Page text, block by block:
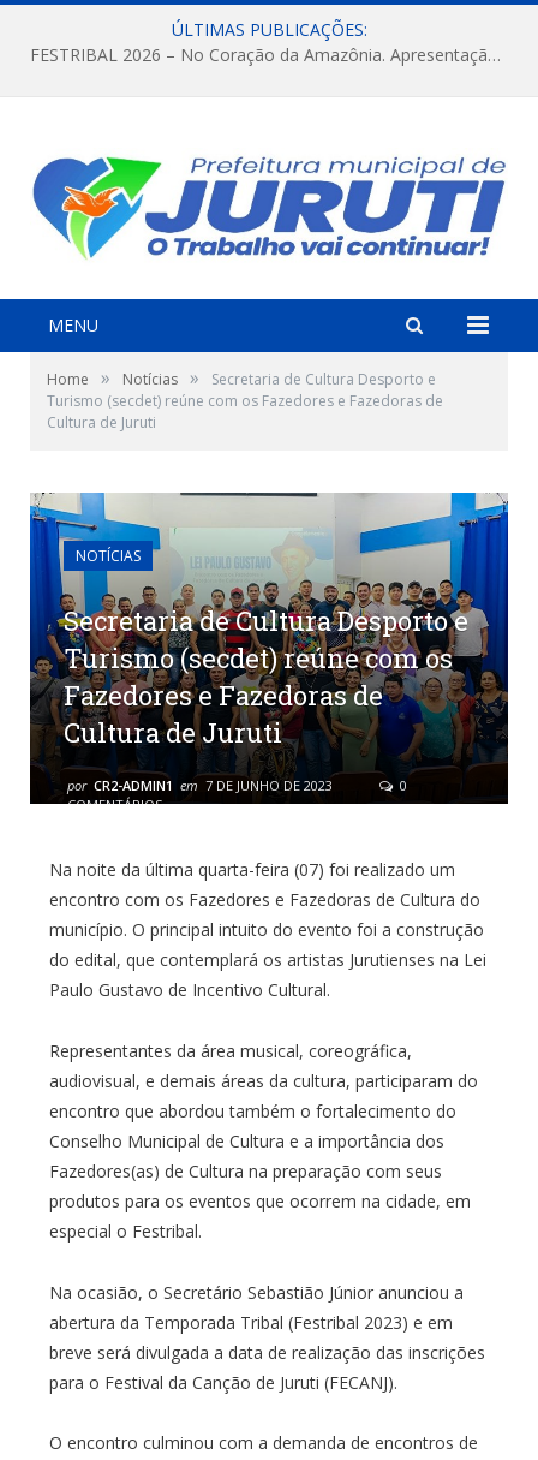
ÚLTIMAS PUBLICAÇÕES:
FESTRIBAL 2026 – No Coração da Amazônia. Apresentação da Munduruku.
MENU
Home » Notícias »
Secretaria de Cultura Desporto e
Turismo (secdet) reúne com os Fazedores e Fazedoras de
Cultura de Juruti
NOTÍCIAS
Secretaria de Cultura Desporto e
Turismo (secdet) reúne com os
Fazedores e Fazedoras de
Cultura de Juruti
por CR2-ADMIN1 em 7 DE JUNHO DE 2023
0
COMENTÁRIOS
Na noite da última quarta-feira (07) foi realizado um
encontro com os Fazedores e Fazedoras de Cultura do
município. O principal intuito do evento foi a construção
do edital, que contemplará os artistas Jurutienses na Lei
Paulo Gustavo de Incentivo Cultural.
Representantes da área musical, coreográfica,
audiovisual, e demais áreas da cultura, participaram do
encontro que abordou também o fortalecimento do
Conselho Municipal de Cultura e a importância dos
Fazedores(as) de Cultura na preparação com seus
produtos para os eventos que ocorrem na cidade, em
especial o Festribal.
Na ocasião, o Secretário Sebastião Júnior anunciou a
abertura da Temporada Tribal (Festribal 2023) e em
breve será divulgada a data de realização das inscrições
para o Festival da Canção de Juruti (FECANJ).
O encontro culminou com a demanda de encontros de